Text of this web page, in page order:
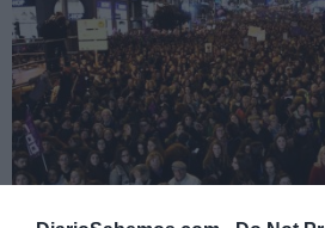
El 8M entra en la historia: